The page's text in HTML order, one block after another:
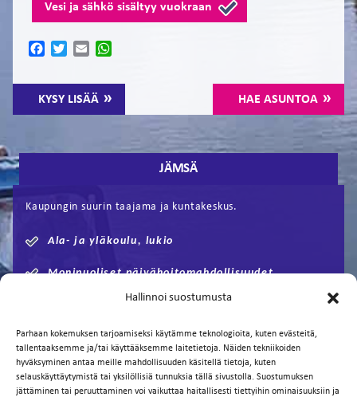
Hallinnoi suostumusta
Parhaan kokemuksen tarjoamiseksi käytämme teknologioita, kuten evästeitä,
tallentaaksemme ja/tai käyttääksemme laitetietoja. Näiden tekniikoiden
hyväksyminen antaa meille mahdollisuuden käsitellä tietoja, kuten
selauskäyttäytymistä tai yksilöllisiä tunnuksia tällä sivustolla. Suostumuksen
jättäminen tai peruuttaminen voi vaikuttaa haitallisesti tiettyihin ominaisuuksiin ja
Vesi ja sähkö sisältyy vuokraan
KYSY LISÄÄ HAE ASUNTOA
FacebookTwitterEmail
JÄMSÄ
Kaupungin suurin taajama ja kuntakeskus.
Ala- ja yläkoulu, lukio
Monipuoliset päivähoitomahdollisuudet
Tampereelle n. 100km